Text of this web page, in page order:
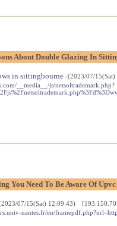
About Double Glazing In
in sittingbourne -(2023/07/
__media__/js/netsoltrademark.php?
You Need To Be Aware Of
07/15(Sat) 12:09:43)
nantes.fr/en/